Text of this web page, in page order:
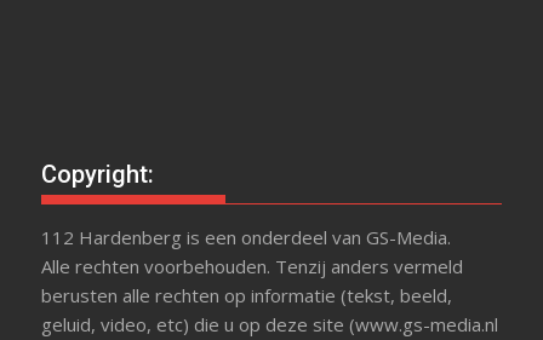
Copyright:
112 Hardenberg is een onderdeel van GS-Media.
Alle rechten voorbehouden. Tenzij anders vermeld
berusten alle rechten op informatie (tekst, beeld,
geluid, video, etc) die u op deze site (www.gs-media.nl